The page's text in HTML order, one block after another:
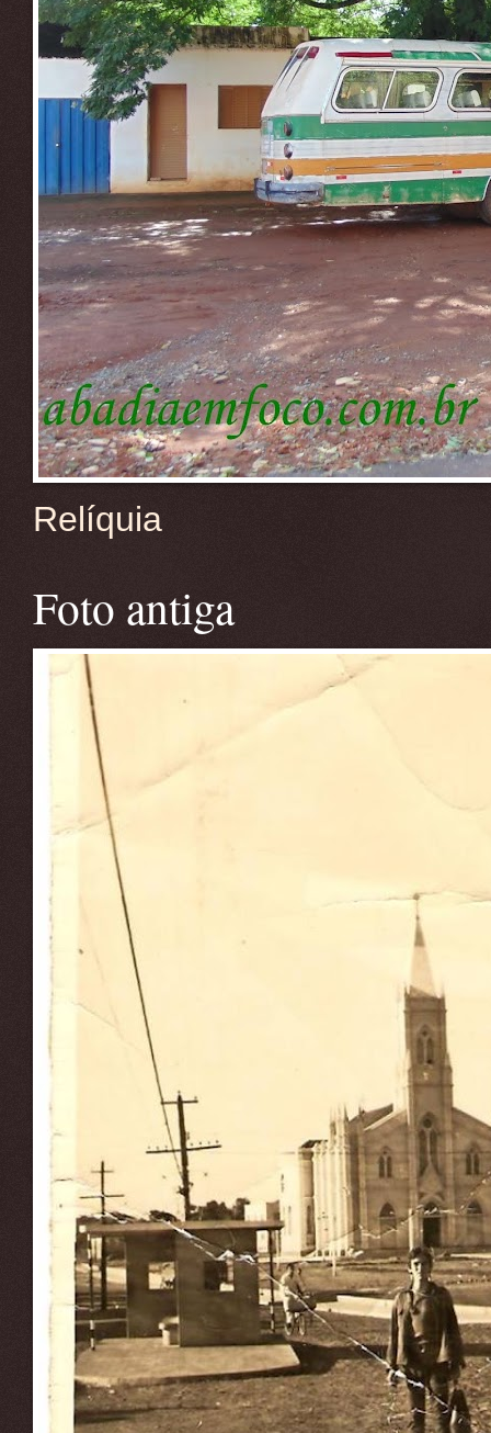
Relíquia
Foto antiga